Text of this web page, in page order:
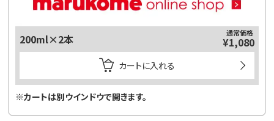
200ml×2本 通常価格
¥1,080
カートに入れる
※カートは別ウインドウで開きます。